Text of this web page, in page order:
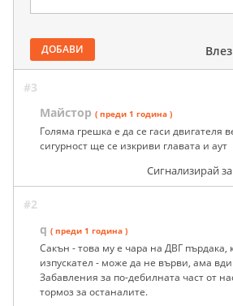
ДОБАВИ Влез
#3
Майстор ( преди 1 година )
Голяма грешка е да се гаси двигателя
сигурност ще се изкриви главата и аут
Сигнализирай
#2
q ( преди 1 година )
Сакън - това му е чара на ДВГ пърдака,
изпускател - може да не върви, ама
Забавления за по-дебилната част от
тормоз за останалите.